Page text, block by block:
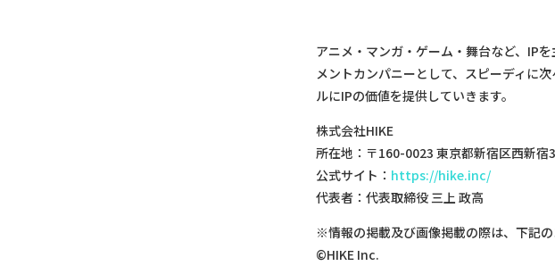
アニメ・マンガ・ゲーム・舞台など、IP
メントカンパニーとして、スピーディに
ルにIPの価値を提供していきます。
株式会社HIKE
所在地：〒160-0023 東京都新宿区西新
公式サイト： https://hike.inc/
代表者：代表取締役 三上 政高
※情報の掲載及び画像掲載の際は、下記
©HIKE Inc.